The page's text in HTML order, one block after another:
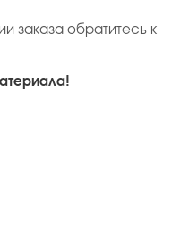
заказа обратитесь к